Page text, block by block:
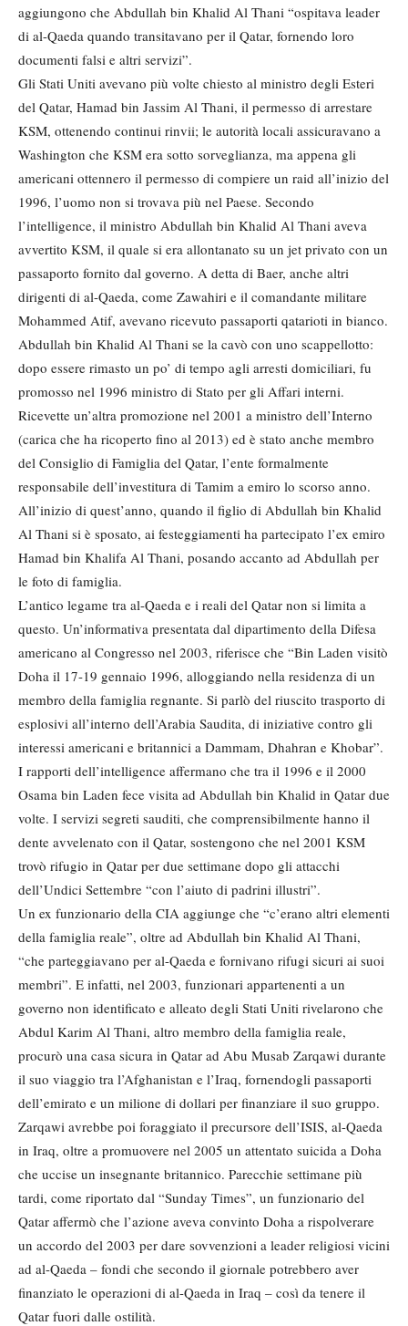
aggiungono che Abdullah bin Khalid Al Thani “ospitava leader
di al-Qaeda quando transitavano per il Qatar, fornendo loro
documenti falsi e altri servizi”.
Gli Stati Uniti avevano più volte chiesto al ministro degli Esteri
del Qatar, Hamad bin Jassim Al Thani, il permesso di arrestare
KSM, ottenendo continui rinvii; le autorità locali assicuravano a
Washington che KSM era sotto sorveglianza, ma appena gli
americani ottennero il permesso di compiere un raid all’inizio del
1996, l’uomo non si trovava più nel Paese. Secondo
l’intelligence, il ministro Abdullah bin Khalid Al Thani aveva
avvertito KSM, il quale si era allontanato su un jet privato con un
passaporto fornito dal governo. A detta di Baer, anche altri
dirigenti di al-Qaeda, come Zawahiri e il comandante militare
Mohammed Atif, avevano ricevuto passaporti qatarioti in bianco.
Abdullah bin Khalid Al Thani se la cavò con uno scappellotto:
dopo essere rimasto un po’ di tempo agli arresti domiciliari, fu
promosso nel 1996 ministro di Stato per gli Affari interni.
Ricevette un’altra promozione nel 2001 a ministro dell’Interno
(carica che ha ricoperto fino al 2013) ed è stato anche membro
del Consiglio di Famiglia del Qatar, l’ente formalmente
responsabile dell’investitura di Tamim a emiro lo scorso anno.
All’inizio di quest’anno, quando il figlio di Abdullah bin Khalid
Al Thani si è sposato, ai festeggiamenti ha partecipato l’ex emiro
Hamad bin Khalifa Al Thani, posando accanto ad Abdullah per
le foto di famiglia.
L’antico legame tra al-Qaeda e i reali del Qatar non si limita a
questo. Un’informativa presentata dal dipartimento della Difesa
americano al Congresso nel 2003, riferisce che “Bin Laden visitò
Doha il 17-19 gennaio 1996, alloggiando nella residenza di un
membro della famiglia regnante. Si parlò del riuscito trasporto di
esplosivi all’interno dell’Arabia Saudita, di iniziative contro gli
interessi americani e britannici a Dammam, Dhahran e Khobar”.
I rapporti dell’intelligence affermano che tra il 1996 e il 2000
Osama bin Laden fece visita ad Abdullah bin Khalid in Qatar due
volte. I servizi segreti sauditi, che comprensibilmente hanno il
dente avvelenato con il Qatar, sostengono che nel 2001 KSM
trovò rifugio in Qatar per due settimane dopo gli attacchi
dell’Undici Settembre “con l’aiuto di padrini illustri”.
Un ex funzionario della CIA aggiunge che “c’erano altri elementi
della famiglia reale”, oltre ad Abdullah bin Khalid Al Thani,
“che parteggiavano per al-Qaeda e fornivano rifugi sicuri ai suoi
membri”. E infatti, nel 2003, funzionari appartenenti a un
governo non identificato e alleato degli Stati Uniti rivelarono che
Abdul Karim Al Thani, altro membro della famiglia reale,
procurò una casa sicura in Qatar ad Abu Musab Zarqawi durante
il suo viaggio tra l’Afghanistan e l’Iraq, fornendogli passaporti
dell’emirato e un milione di dollari per finanziare il suo gruppo.
Zarqawi avrebbe poi foraggiato il precursore dell’ISIS, al-Qaeda
in Iraq, oltre a promuovere nel 2005 un attentato suicida a Doha
che uccise un insegnante britannico. Parecchie settimane più
tardi, come riportato dal “Sunday Times”, un funzionario del
Qatar affermò che l’azione aveva convinto Doha a rispolverare
un accordo del 2003 per dare sovvenzioni a leader religiosi vicini
ad al-Qaeda – fondi che secondo il giornale potrebbero aver
finanziato le operazioni di al-Qaeda in Iraq – così da tenere il
Qatar fuori dalle ostilità.